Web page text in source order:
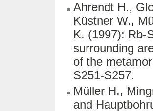
Ahrendt H.,
Küstner W.,
K. (1997): Rb-
surrounding
of the
S251-S257.
Müller H.,
and